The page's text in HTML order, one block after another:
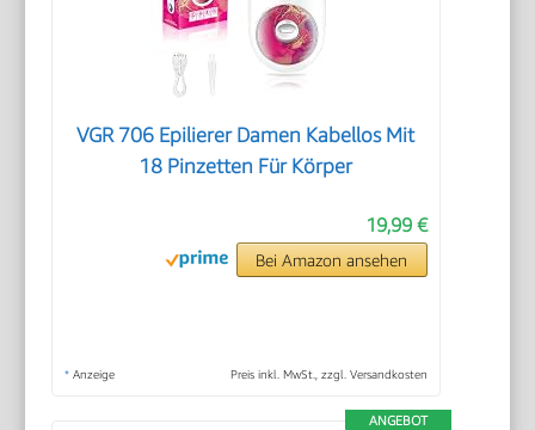
VGR 706 Epilierer Damen Kabellos Mit
18 Pinzetten Für Körper
19,99 €
Bei Amazon ansehen
* Anzeige Preis inkl. MwSt., zzgl. Versandkosten
ANGEBOT